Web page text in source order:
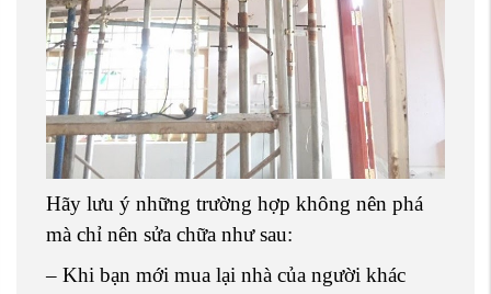
Hãy lưu ý những trường hợp không nên phá
mà chỉ nên sửa chữa như sau:
– Khi bạn mới mua lại nhà của người khác